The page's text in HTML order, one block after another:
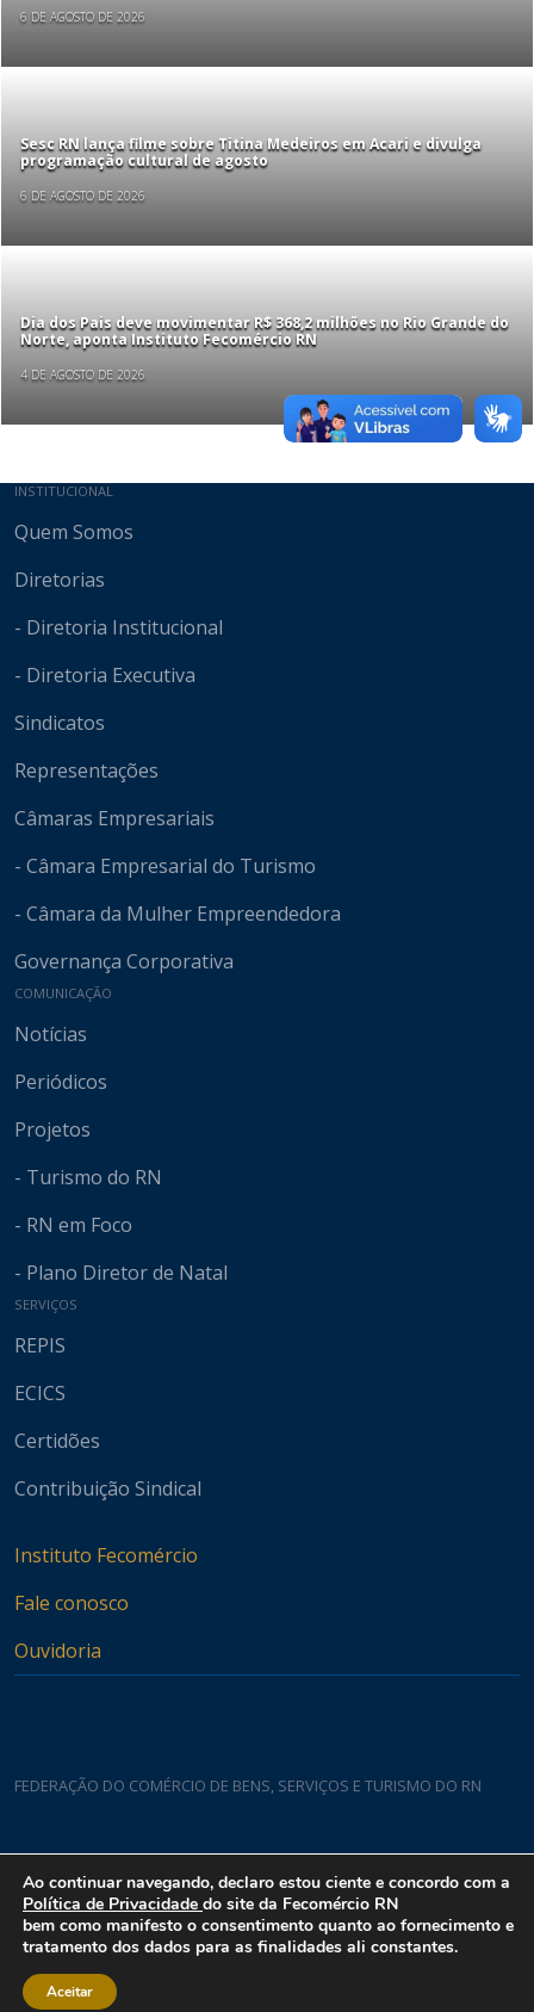
6 DE AGOSTO DE 2026
Sesc RN lança filme sobre Titina Medeiros em Acari e divulga
programação cultural de agosto
6 DE AGOSTO DE 2026
Dia dos Pais deve movimentar R$ 368,2 milhões no Rio Grande do
Norte, aponta Instituto Fecomércio RN
4 DE AGOSTO DE 2026
Mapa do site
INSTITUCIONAL
Quem Somos
Diretorias
- Diretoria Institucional
- Diretoria Executiva
Sindicatos
Representações
Câmaras Empresariais
- Câmara Empresarial do Turismo
- Câmara da Mulher Empreendedora
Governança Corporativa
COMUNICAÇÃO
Notícias
Periódicos
Projetos
- Turismo do RN
- RN em Foco
- Plano Diretor de Natal
SERVIÇOS
REPIS
ECICS
Certidões
Contribuição Sindical
Instituto Fecomércio
Fale conosco
Ouvidoria
FEDERAÇÃO DO COMÉRCIO DE BENS, SERVIÇOS E TURISMO DO RN
Rua Padre João Damasceno, 1935 - Lagoa Nova CEP 59075-760
Ao continuar navegando, declaro estou ciente e concordo com a
Política de Privacidade do site da Fecomércio RN
bem como manifesto o consentimento quanto ao fornecimento e
tratamento dos dados para as finalidades ali constantes.
Aceitar